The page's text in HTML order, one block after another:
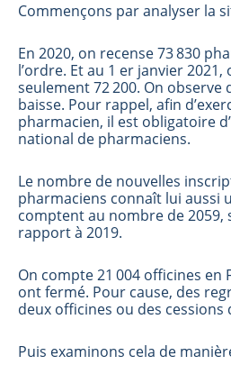
Commençons par analyser la
En 2020, on recense 73 830
l’ordre. Et au 1 er janvier
seulement 72 200. On observe
baisse. Pour rappel, afin
pharmacien, il est obligatoire
national de pharmaciens.
Le nombre de nouvelles
pharmaciens connaît lui aussi
comptent au nombre de 2059,
rapport à 2019.
On compte 21 004 officines en
ont fermé. Pour cause, des
deux officines ou des cessions
Puis examinons cela de